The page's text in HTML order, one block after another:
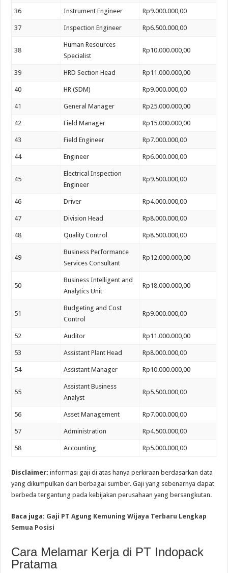
36 Instrument Engineer Rp9.000.000,00
37 Inspection Engineer Rp6.500.000,00
38
Human Resources
Specialist
Rp10.000.000,00
39 HRD Section Head Rp11.000.000,00
40 HR (SDM) Rp9.000.000,00
41 General Manager Rp25.000.000,00
42 Field Manager Rp15.000.000,00
43 Field Engineer Rp7.000.000,00
44 Engineer Rp6.000.000,00
45
Electrical Inspection
Engineer
Rp9.500.000,00
46 Driver Rp4.000.000,00
47 Division Head Rp8.000.000,00
48 Quality Control Rp8.500.000,00
49
Business Performance
Services Consultant
Rp12.000.000,00
50
Business Intelligent and
Analytics Unit
Rp18.000.000,00
51
Budgeting and Cost
Control
Rp9.000.000,00
52 Auditor Rp11.000.000,00
53 Assistant Plant Head Rp8.000.000,00
54 Assistant Manager Rp10.000.000,00
55
Assistant Business
Analyst
Rp5.500.000,00
56 Asset Management Rp7.000.000,00
57 Administration Rp4.500.000,00
58 Accounting Rp5.000.000,00
Disclaimer: informasi gaji di atas hanya perkiraan berdasarkan data
yang dikumpulkan dari berbagai sumber. Gaji yang sebenarnya dapat
berbeda tergantung pada kebijakan perusahaan yang bersangkutan.
Baca juga: Gaji PT Agung Kemuning Wijaya Terbaru Lengkap
Semua Posisi
Cara Melamar Kerja di PT Indopack
Pratama